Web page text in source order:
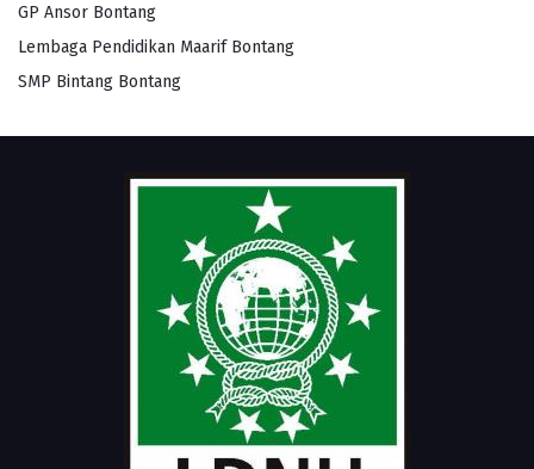
GP Ansor Bontang
Lembaga Pendidikan Maarif Bontang
SMP Bintang Bontang